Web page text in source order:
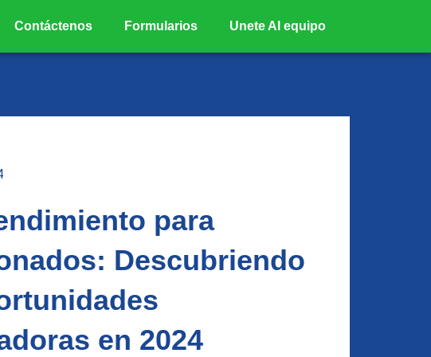
Contáctenos Formularios Unete Al equipo
para
Descubriendo
en 2024